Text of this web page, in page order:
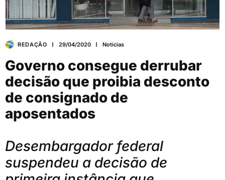
REDAÇÃO 29/04/2020 Notícias
Governo consegue derrubar
decisão que proibia desconto
de consignado de
aposentados
Desembargador federal
suspendeu a decisão de